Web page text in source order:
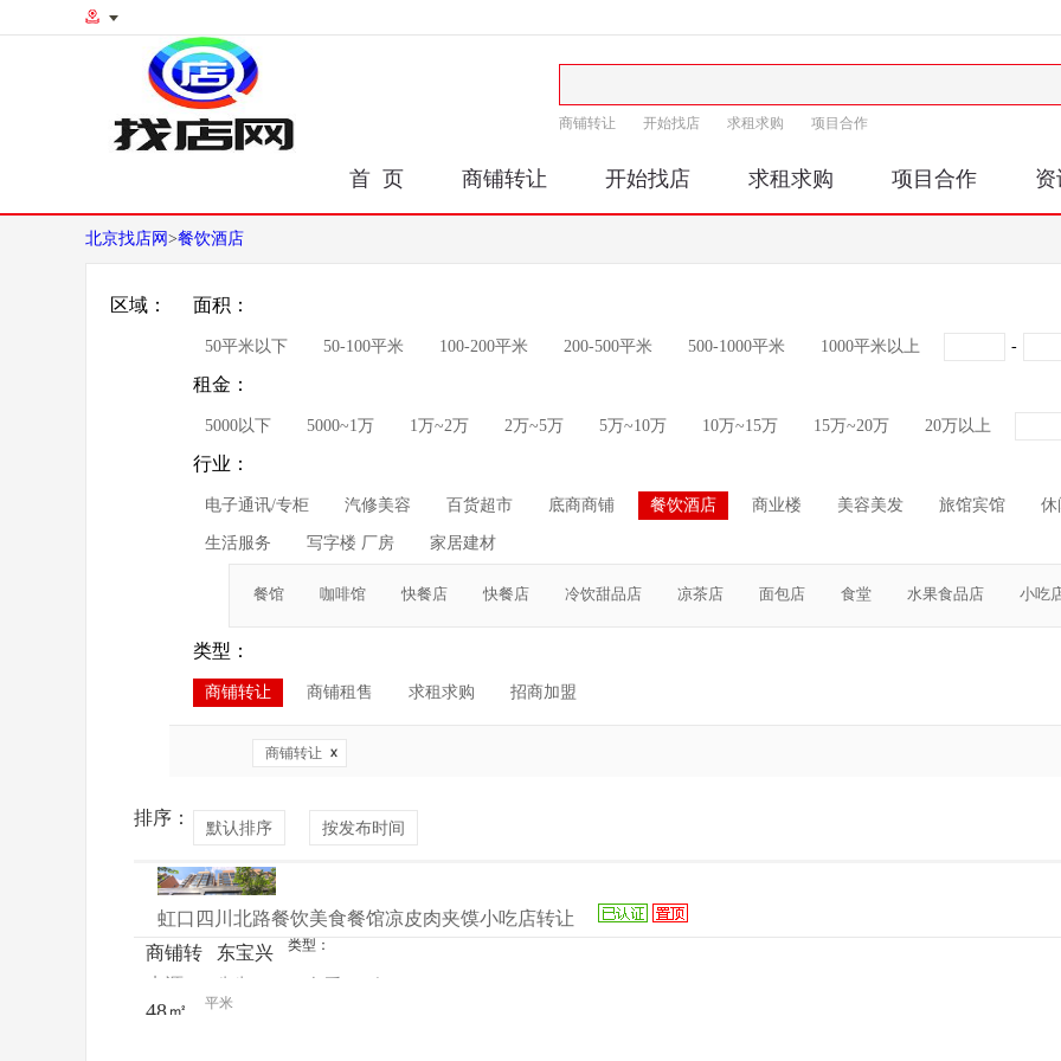
商铺转让 开始找店 求租求购 项目合作
首 页 商铺转让 开始找店 求租求购 项目合作 资
北京找店网 >餐饮酒店
区域： 面积：
50平米以下 50-100平米 100-200平米 200-500平米 500-1000平米 1000平米以上 -
租金：
5000以下 5000~1万 1万~2万 2万~5万 5万~10万 10万~15万 15万~20万 20万以上
行业：
电子通讯/专柜 汽修美容 百货超市 底商商铺 餐饮酒店 商业楼 美容美发 旅馆宾馆 休
生活服务 写字楼 厂房 家居建材
餐馆 咖啡馆 快餐店 快餐店 冷饮甜品店 凉茶店 面包店 食堂 水果食品店 小吃
类型：
商铺转让 商铺租售 求租求购 招商加盟
商铺转让
排序：
默认排序 按发布时间
虹口四川北路餐饮美食餐馆凉皮肉夹馍小吃店转让
类型：
商铺转
东宝兴
来源：
48㎡ 平米